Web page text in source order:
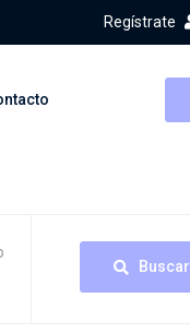
Regístrate
Buscar